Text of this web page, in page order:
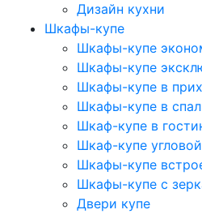
Дизайн кухни
Шкафы-купе
Шкафы-купе
Шкафы-купе
Шкафы-купе в
Шкафы-купе в
Шкаф-купе в
Шкаф-купе угловой
Шкафы-купе
Шкафы-купе с
Двери купе